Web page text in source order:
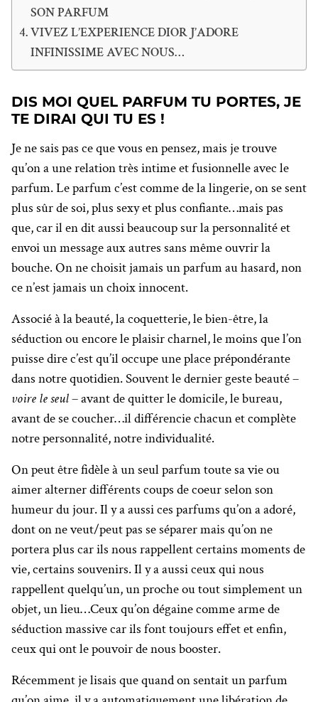
SON PARFUM
VIVEZ L’EXPERIENCE DIOR J’ADORE
INFINISSIME AVEC NOUS…
DIS MOI QUEL PARFUM TU PORTES, JE
TE DIRAI QUI TU ES !
Je ne sais pas ce que vous en pensez, mais je trouve
qu’on a une relation très intime et fusionnelle avec le
parfum. Le parfum c’est comme de la lingerie, on se sent
plus sûr de soi, plus sexy et plus confiante…mais pas
que, car il en dit aussi beaucoup sur la personnalité et
envoi un message aux autres sans même ouvrir la
bouche. On ne choisit jamais un parfum au hasard, non
ce n’est jamais un choix innocent.
Associé à la beauté, la coquetterie, le bien-être, la
séduction ou encore le plaisir charnel, le moins que l’on
puisse dire c’est qu’il occupe une place prépondérante
dans notre quotidien. Souvent le dernier geste beauté –
voire le seul– avant de quitter le domicile, le bureau,
avant de se coucher…il différencie chacun et complète
notre personnalité, notre individualité.
On peut être fidèle à un seul parfum toute sa vie ou
aimer alterner différents coups de coeur selon son
humeur du jour. Il y a aussi ces parfums qu’on a adoré,
dont on ne veut/peut pas se séparer mais qu’on ne
portera plus car ils nous rappellent certains moments de
vie, certains souvenirs. Il y a aussi ceux qui nous
rappellent quelqu’un, un proche ou tout simplement un
objet, un lieu…Ceux qu’on dégaine comme arme de
séduction massive car ils font toujours effet et enfin,
ceux qui ont le pouvoir de nous booster.
Récemment je lisais que quand on sentait un parfum